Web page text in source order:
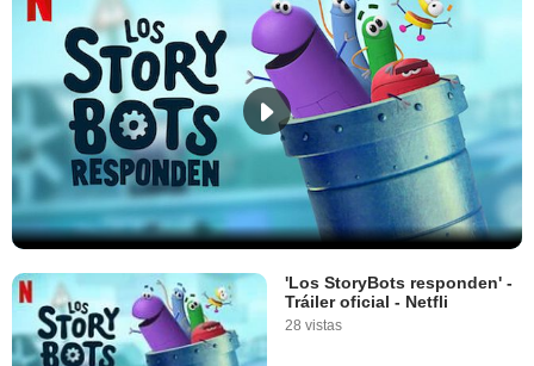
'Los StoryBots responden' -
Tráiler oficial - Netfli
28 vistas